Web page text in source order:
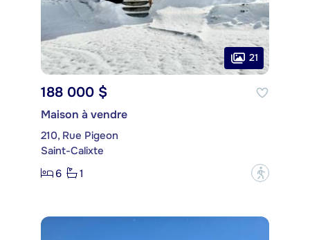
21
188 000 $
Maison à vendre
210, Rue Pigeon
Saint-Calixte
6
1 ?